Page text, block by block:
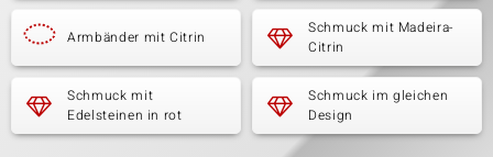
Armbänder mit Citrin
Schmuck mit Madeira-
Citrin
Schmuck mit
Edelsteinen in rot
Schmuck im gleichen
Design